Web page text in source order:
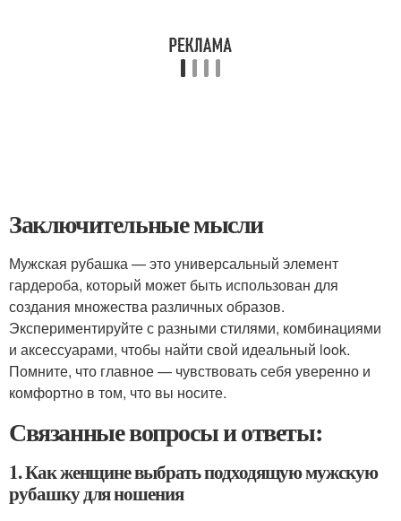
Заключительные мысли
Мужская рубашка — это универсальный элемент
гардероба, который может быть использован для
создания множества различных образов.
Экспериментируйте с разными стилями, комбинациями
и аксессуарами, чтобы найти свой идеальный look.
Помните, что главное — чувствовать себя уверенно и
комфортно в том, что вы носите.
Связанные вопросы и ответы:
1. Как женщине выбрать подходящую мужскую
рубашку для ношения